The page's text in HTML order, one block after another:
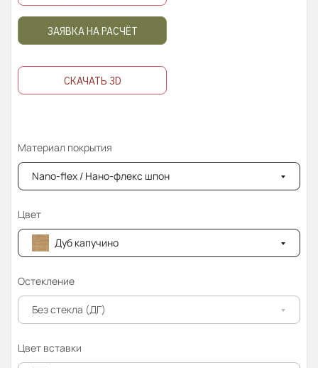
ЗАЯВКА НА РАСЧЁТ
СКАЧАТЬ 3D
Материал покрытия
Nano-flex / Нано-флекс шпон
Цвет
Дуб капучино
Остекление
Без стекла (ДГ)
Цвет вставки